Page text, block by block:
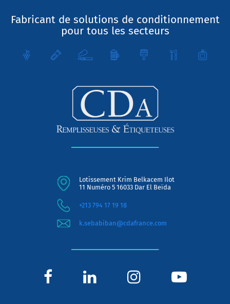
Fabricant de solutions de conditionnement
pour tous les secteurs
Lotissement Krim Belkacem Ilot
11 Numéro 5 16033 Dar El Beïda
+213 794 17 19 18
k.sebabiban@cdafrance.com